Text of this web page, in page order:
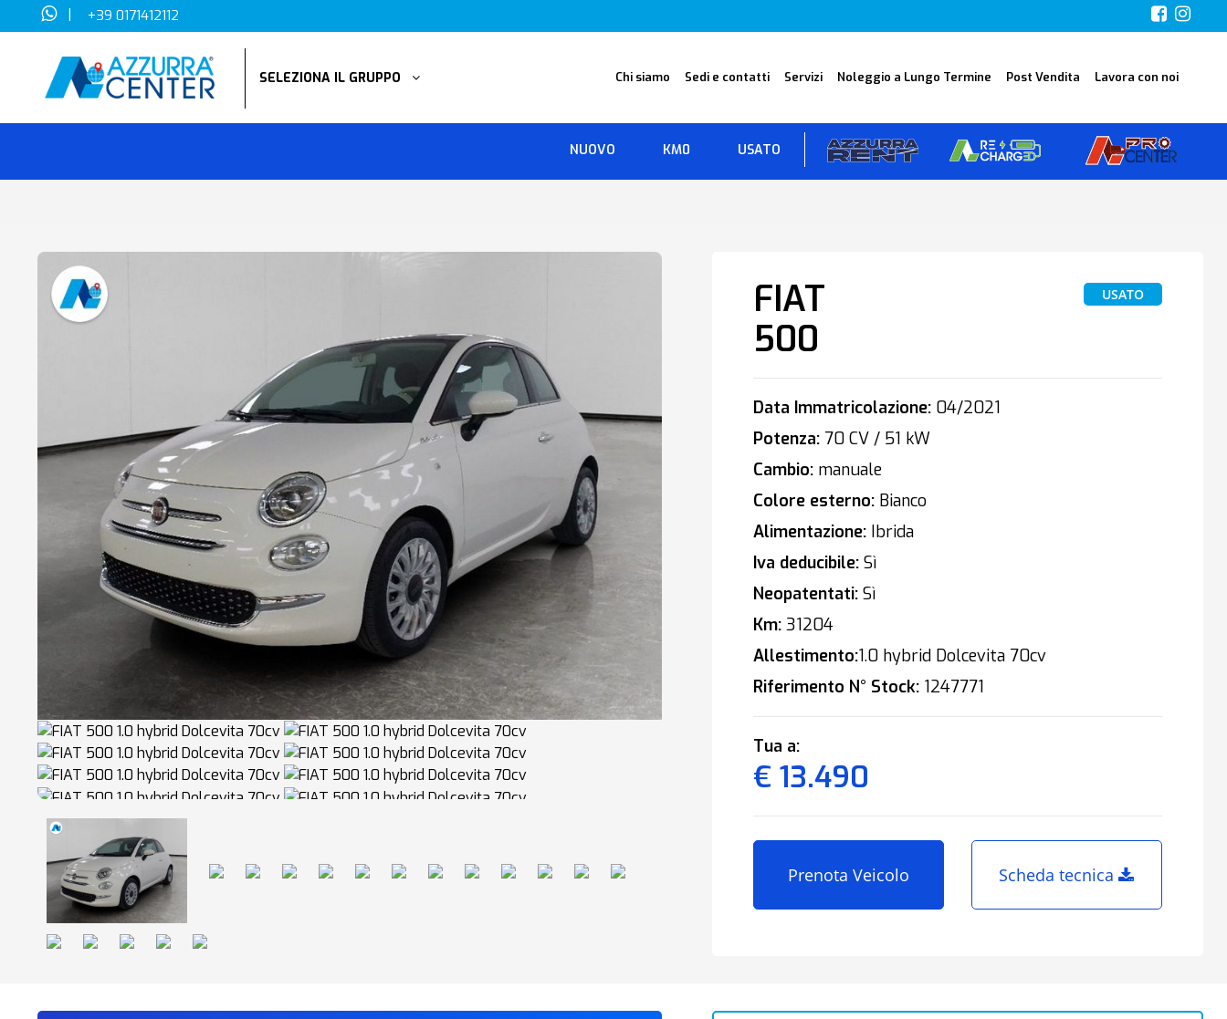
| +39 0171412112
SELEZIONA IL GRUPPO Chi siamo Sedi e contatti Servizi Noleggio a Lungo Termine Post Vendita Lavora con noi
NUOVO KM0 USATO
FIAT
500
USATO
Data Immatricolazione:04/2021
Potenza:70 CV / 51 kW
Cambio:manuale
Colore esterno:Bianco
Alimentazione:Ibrida
Iva deducibile:Sì
Neopatentati:Sì
Km:31204
Allestimento:1.0 hybrid Dolcevita 70cv
Riferimento N° Stock:1247771
Tua a:
€ 13.490
Prenota Veicolo Scheda tecnica